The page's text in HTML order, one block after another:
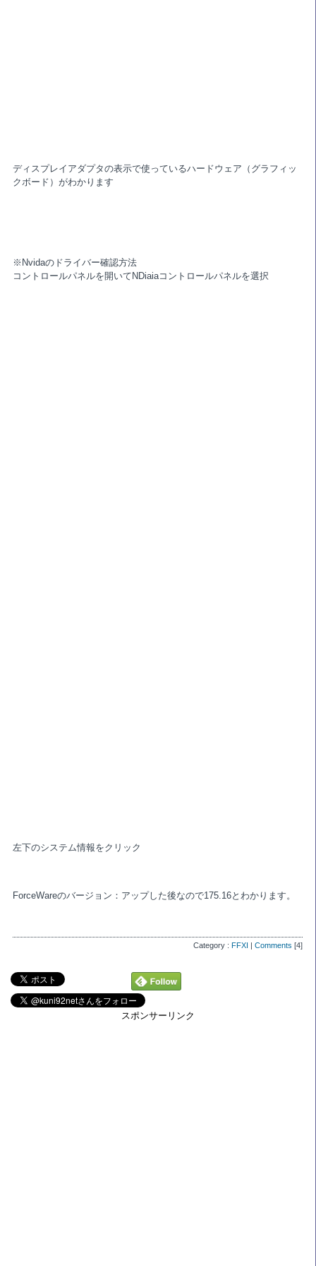
ディスプレイアダプタの表示で使っているハードウェア（グラフィッ
クボード）がわかります
※Nvidaのドライバー確認方法
コントロールパネルを開いてNDiaiaコントロールパネルを選択
左下のシステム情報をクリック
ForceWareのバージョン：アップした後なので175.16とわかります。
Category : FFXI | Comments [4]
スポンサーリンク